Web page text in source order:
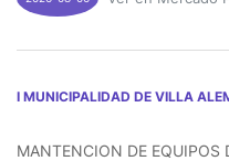
I MUNICIPALIDAD DE VILLA
MANTENCION DE EQUIPOS